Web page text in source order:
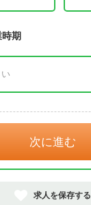
期
次に進む
求人を保存する